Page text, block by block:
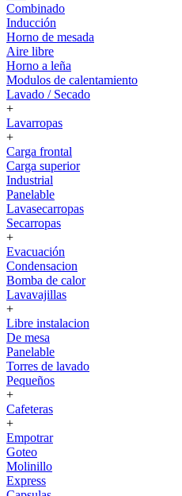
Combinado
Inducción
Horno de mesada
Aire libre
Horno a leña
Modulos de calentamiento
Lavado / Secado
+
Lavarropas
+
Carga frontal
Carga superior
Industrial
Panelable
Lavasecarropas
Secarropas
+
Evacuación
Condensacion
Bomba de calor
Lavavajillas
+
Libre instalacion
De mesa
Panelable
Torres de lavado
Pequeños
+
Cafeteras
+
Empotrar
Goteo
Molinillo
Express